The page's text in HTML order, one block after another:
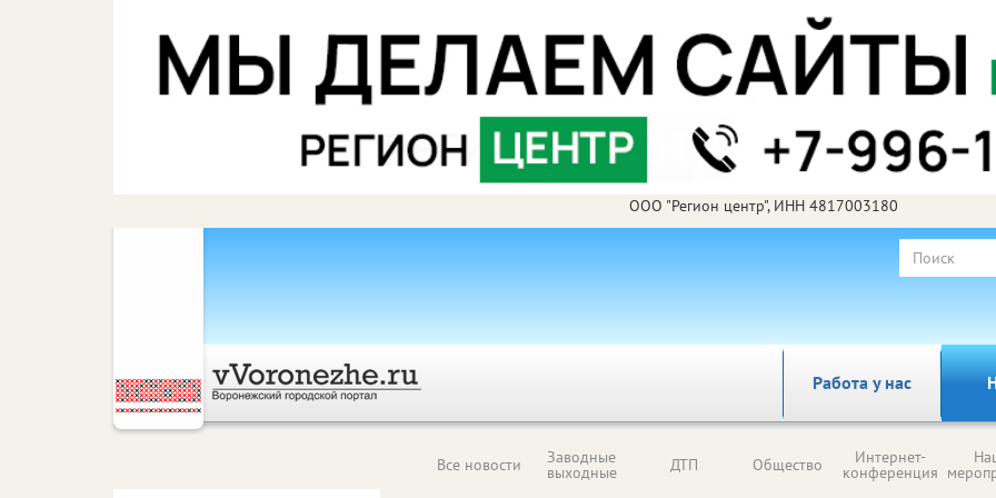
ООО "Регион центр", ИНН 4817003180
Работа у нас
Все новости Заводные
выходные ДТП Общество Интернет-
конференция